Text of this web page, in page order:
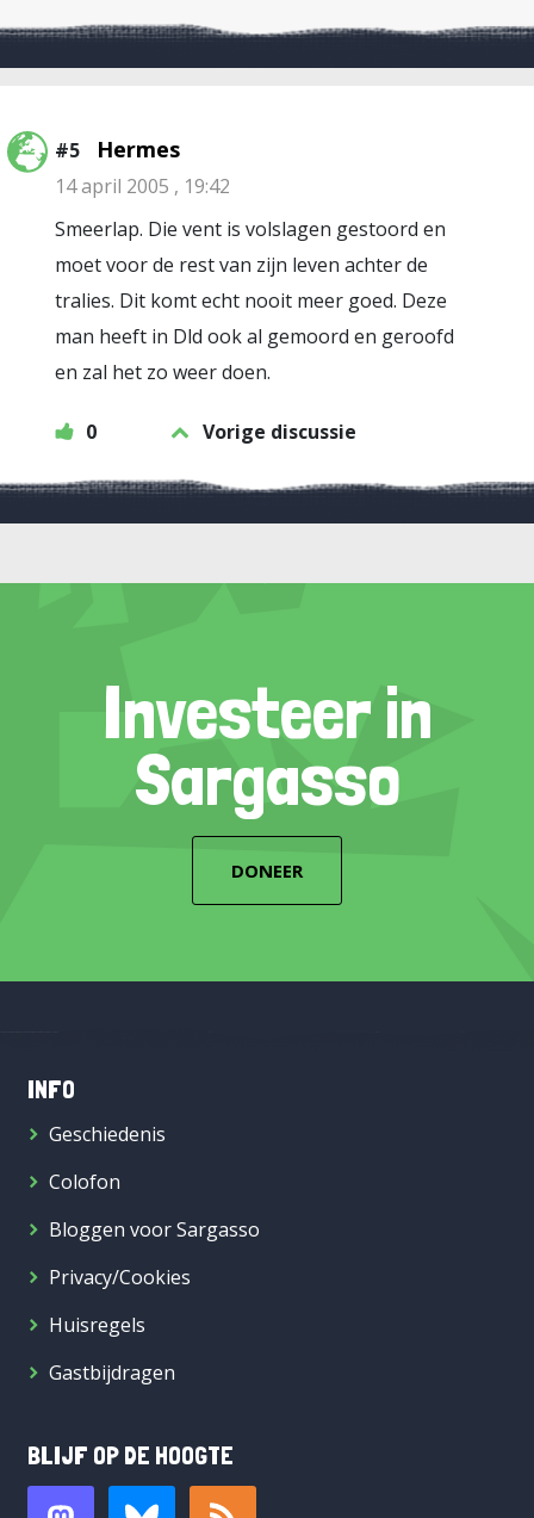
#5 Hermes
14 april 2005 , 19:42
Smeerlap. Die vent is volslagen gestoord en
moet voor de rest van zijn leven achter de
tralies. Dit komt echt nooit meer goed. Deze
man heeft in Dld ook al gemoord en geroofd
en zal het zo weer doen.
0 Vorige discussie
Investeer in
Sargasso
DONEER
INFO
Geschiedenis
Colofon
Bloggen voor Sargasso
Privacy/Cookies
Huisregels
Gastbijdragen
BLIJF OP DE HOOGTE